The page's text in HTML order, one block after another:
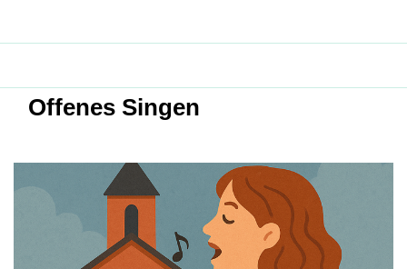
Offenes Singen